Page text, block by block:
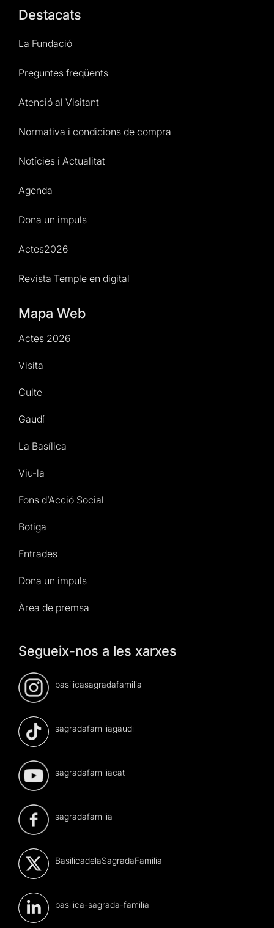
Destacats
La Fundació
Preguntes freqüents
Atenció al Visitant
Normativa i condicions de compra
Notícies i Actualitat
Agenda
Dona un impuls
Actes2026
Revista Temple en digital
Mapa Web
Actes 2026
Visita
Culte
Gaudí
La Basílica
Viu-la
Fons d’Acció Social
Botiga
Entrades
Dona un impuls
Àrea de premsa
Segueix-nos a les xarxes
basilicasagradafamilia
sagradafamiliagaudi
sagradafamiliacat
sagradafamilia
BasilicadelaSagradaFamilia
basilica-sagrada-familia